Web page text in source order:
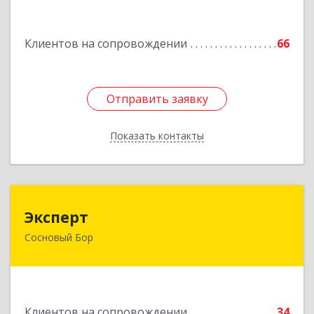
Клиентов на сопровождении 66
Отправить заявку
Показать контакты
Отправить заявку
Назад
Эксперт
Сосновый Бор
188544, Ленинградская обл, Сосновый Бор г, 50